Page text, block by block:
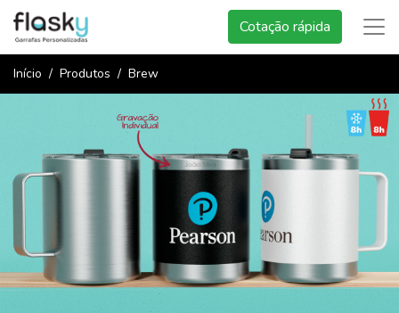
Cotação rápida
Início Produtos Brew